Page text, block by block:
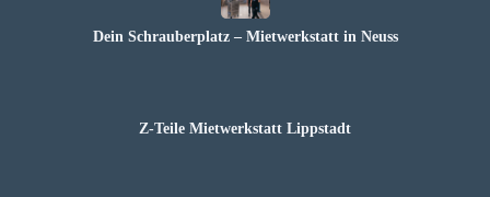
Dein Schrauberplatz – Mietwerkstatt in Neuss
Z-Teile Mietwerkstatt Lippstadt